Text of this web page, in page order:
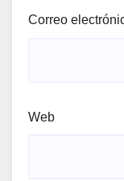
Correo
Web